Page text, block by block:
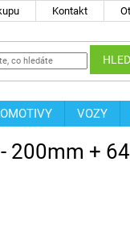
Kontakt
VOZY
200mm +